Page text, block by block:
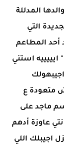
المدللة
التي
أحد المطاعم
استني
متعودة ع
ماجد على
عاوزة أدهم
اجيبلك اللي